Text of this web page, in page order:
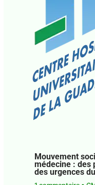
Mouvement
médecine : des
des urgences